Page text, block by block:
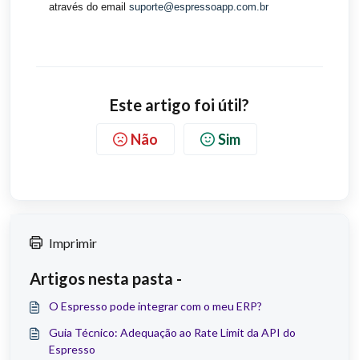
através do email suporte@espressoapp.com.br
Este artigo foi útil?
Não Sim
Imprimir
Artigos nesta pasta -
O Espresso pode integrar com o meu ERP?
Guia Técnico: Adequação ao Rate Limit da API do
Espresso